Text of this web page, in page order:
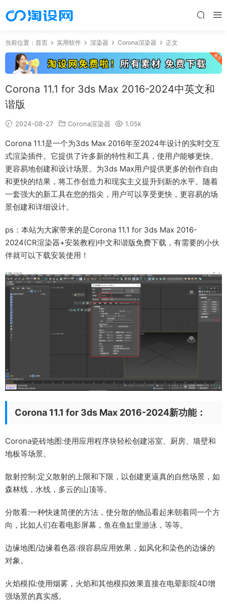
当前位置： 首页 实用软件 渲染器 Corona渲染器 正文
Corona 11.1 for 3ds Max 2016-2024中英文和
谐版
2024-08-27 Corona渲染器 1.05k
Corona 11.1是一个为3ds Max 2016年至2024年设计的实时交互
式渲染插件。它提供了许多新的特性和工具，使用户能够更快、
更容易地创建和设计场景。为3ds Max用户提供更多的创作自由
和更快的结果，将工作创造力和现实主义提升到新的水平。随着
一套强大的新工具在您的指尖，用户可以享受更快，更容易的场
景创建和详细设计。
ps：本站为大家带来的是Corona 11.1 for 3ds Max 2016-
2024(CR渲染器+安装教程)中文和谐版免费下载，有需要的小伙
伴就可以下载安装使用！
Corona 11.1 for 3ds Max 2016-2024新功能：
Corona瓷砖地图:使用应用程序块轻松创建浴室、厨房、墙壁和
地板等场景。
散射控制:定义散射的上限和下限，以创建更逼真的自然场景，如
森林线，水线，多云的山顶等。
分散看:一种快速简便的方法，使分散的物品看起来朝着同一个方
向，比如人们在看电影屏幕，鱼在鱼缸里游泳，等等。
边缘地图/边缘着色器:很容易应用效果，如风化和染色的边缘的
对象。
火焰模拟:使用烟雾，火焰和其他模拟效果直接在电晕影院4D增
强场景的真实感。